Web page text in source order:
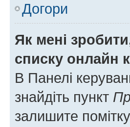
Догори
Як мені
списку онлайн
В Панелі
знайдіть пункт
залишите